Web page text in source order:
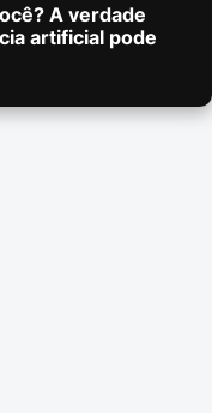
A verdade
artificial pode